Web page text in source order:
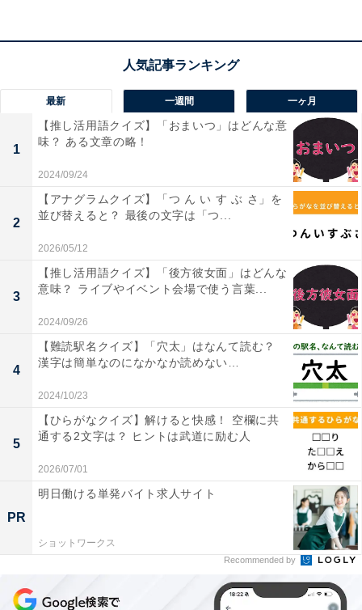
に共通する2文字を当ててみましょう
1 2
最新 一週間 一ヶ月
1
【推し活用語クイズ】「おまいつ」はどんな意
味？ ある文章の略！
2024/09/24
2
【アナグラムクイズ】「つ ん い す ぶ さ」を
並び替えると？ 最後の文字は「つ...
2026/05/12
3
【推し活用語クイズ】「後方彼女面」はどんな
意味？ ライブやイベント会場で使う言葉...
2024/09/26
4
【難読駅名クイズ】「穴太」はなんて読む？
漢字は簡単なのになかなか読めない…
2024/10/23
5
【ひらがなクイズ】解けると快感！ 空欄に共
通する2文字は？ ヒントは武道に励む人
2026/07/01
PR
明日働ける単発バイト求人サイト
ショットワークス
Recommended by